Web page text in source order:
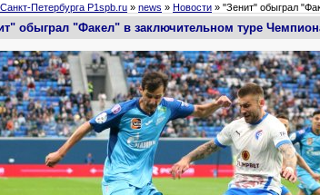
Петербурга P1spb.ru » news » Новости » "Зенит" обыграл
обыграл "Факел" в заключительном туре